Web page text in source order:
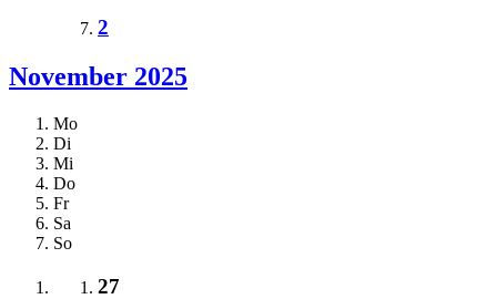
2
November 2025
Mo
Di
Mi
Do
Fr
Sa
So
27